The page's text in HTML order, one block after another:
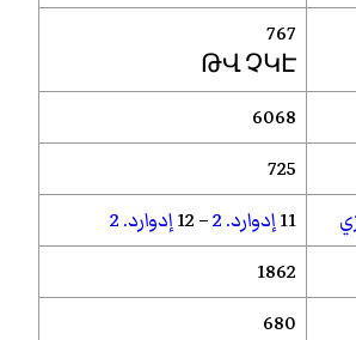
767
ԹՎ ՉԿԷ
6068
725
11إدوارد. 2 – 12
إدوارد. 2
1862
680